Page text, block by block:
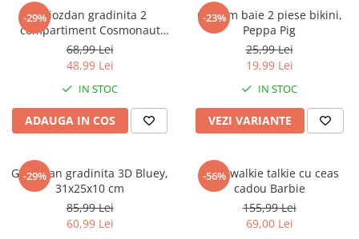
-29%Ghiozdan gradinita 2
compartiment Cosmonaut
Space Explorer, 33x23x10 cm
68,99 Lei
48,99 Lei
IN STOC
ADAUGA IN COS
-23%
Costum baie 2 piese bikini,
Peppa Pig
25,99 Lei
19,99 Lei
IN STOC
VEZI VARIANTE
-29%
Ghiozdan gradinita 3D Bluey,
31x25x10 cm
85,99 Lei
60,99 Lei
-56%
Set 2 walkie talkie cu ceas
cadou Barbie
155,99 Lei
69,00 Lei